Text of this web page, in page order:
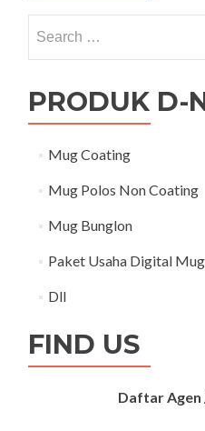
PRODUK D-
Mug Coating
Mug Polos Non Coating
Mug Bunglon
Paket Usaha Digital Mug
Dll
FIND US
Daftar